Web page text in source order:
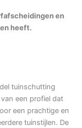
en
heeft.
tuinschutting
een profiel dat
een prachtige en
tuinstijlen. De